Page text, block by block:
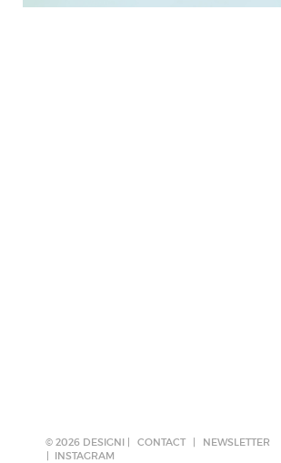
© 2026 DESIGNI | CONTACT
NEWSLETTER
INSTAGRAM